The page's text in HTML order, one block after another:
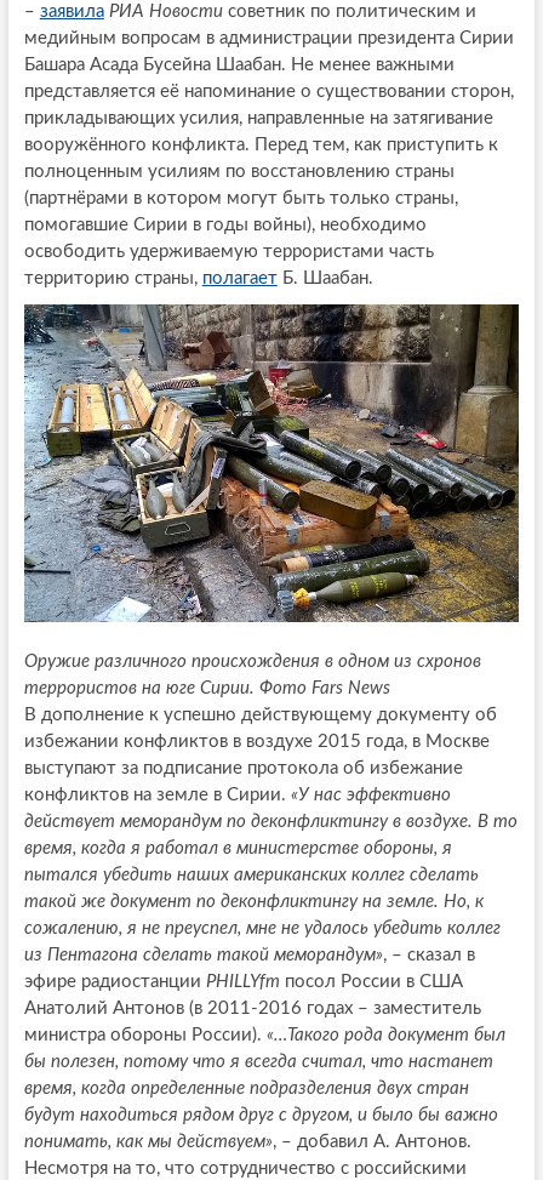
– заявила РИА Новостисоветник по политическим и
медийным вопросам в администрации президента Сирии
Башара Асада Бусейна Шаабан. Не менее важными
представляется её напоминание о существовании сторон,
прикладывающих усилия, направленные на затягивание
вооружённого конфликта. Перед тем, как приступить к
полноценным усилиям по восстановлению страны
(партнёрами в котором могут быть только страны,
помогавшие Сирии в годы войны), необходимо
освободить удерживаемую террористами часть
территорию страны, полагаетБ. Шаабан.
Оружие различного происхождения в одном из схронов
террористов на юге Сирии. Фото Fars News
В дополнение к успешно действующему документу об
избежании конфликтов в воздухе 2015 года, в Москве
выступают за подписание протокола об избежание
конфликтов на земле в Сирии. «У нас эффективно
действует меморандум по деконфликтингу в воздухе. В то
время, когда я работал в министерстве обороны, я
пытался убедить наших американских коллег сделать
такой же документ по деконфликтингу на земле. Но, к
сожалению, я не преуспел, мне не удалось убедить коллег
из Пентагона сделать такой меморандум», – сказал в
эфире радиостанции PHILLYfm посол России в США
Анатолий Антонов (в 2011-2016 годах – заместитель
министра обороны России). «…Такого рода документ был
бы полезен, потому что я всегда считал, что настанет
время, когда определенные подразделения двух стран
будут находиться рядом друг с другом, и было бы важно
понимать, как мы действуем», – добавил А. Антонов.
Несмотря на то, что сотрудничество с российскими